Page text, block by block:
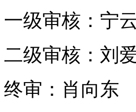
一级审核：宁
二级审核：刘
终审：肖向东